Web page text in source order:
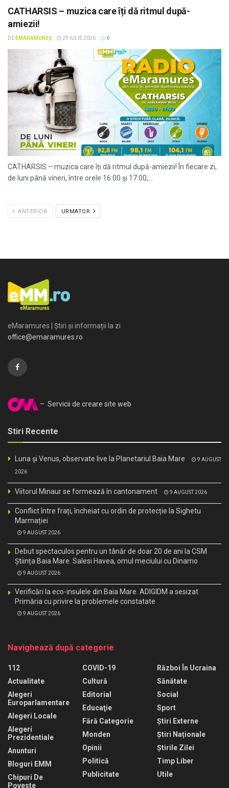
CATHARSIS – muzica care îți dă ritmul după-
amiezii!
DE EMARAMUREȘ 29 IULIE 2026 0
CATHARSIS – muzica care îți dă ritmul după-amiezii! În fiecare zi,
de luni până vineri, între orele 16:00 și 17:00,...
ANTERIOR URMATOR
eMaramures | Știri și informații la zi
office@emaramures.ro
– Servicii de creare site web
Stiri Recente
Luna și Venus, observate live la Planetariul Baia Mare 9 AUGUST
2026
Viitorul Minaur se formează în cantonament 9 AUGUST 2026
Conflict între frați, încheiat cu ordin de protecție la Sighetu
Marmației
9 AUGUST 2026
Debut spectaculos pentru un tânăr de doar 20 de ani la CSM
Știința Baia Mare. Salesi Havea, omul meciului cu Dinamo
9 AUGUST 2026
Verificări la eco-insulele din Baia Mare. ADIGIDM a sesizat
Primăria cu privire la problemele constatate
9 AUGUST 2026
Navighează după categorie
112
Actualitate
Alegeri
Europarlamentare
Alegeri Locale
Alegeri
Prezidentiale
Anunturi
Bloguri EMM
Chipuri De
Poveste
COVID-19
Cultură
Editorial
Educaţie
Fără Categorie
Monden
Opinii
Politică
Publicitate
Război În Ucraina
Sănătate
Social
Sport
Știri Externe
Știri Naționale
Știrile Zilei
Timp Liber
Utile